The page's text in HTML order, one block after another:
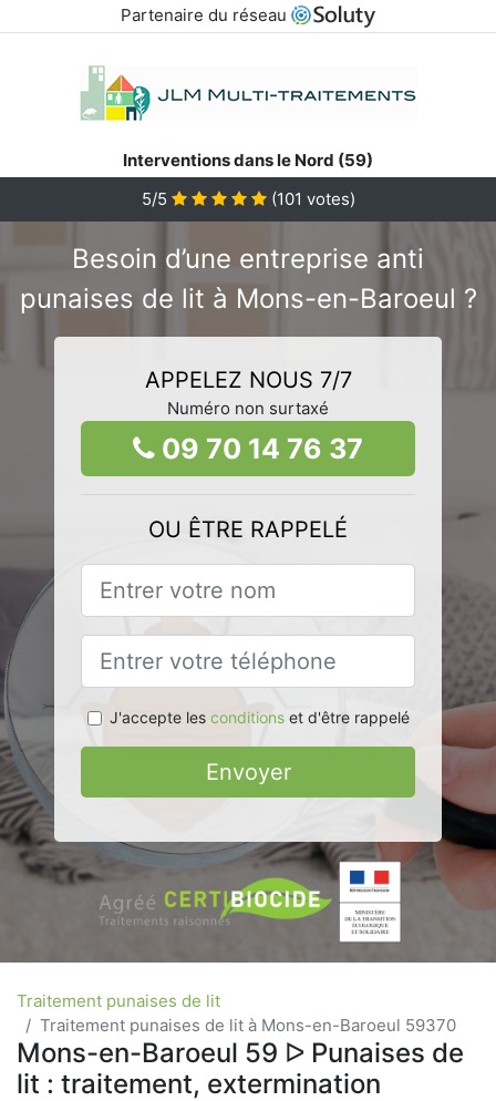
Partenaire du réseau
Interventions dans le Nord (59)
5/5
(101 votes)
Besoin d’une entreprise anti
punaises de lit à Mons-en-Baroeul ?
APPELEZ NOUS 7/7
Numéro non surtaxé
09 70 14 76 37
OU ÊTRE RAPPELÉ
J'accepte les conditionset d'être rappelé
Envoyer
Traitement punaises de lit
Traitement punaises de lit à Mons-en-Baroeul 59370
Mons-en-Baroeul 59 ᐅ Punaises de
lit : traitement, extermination